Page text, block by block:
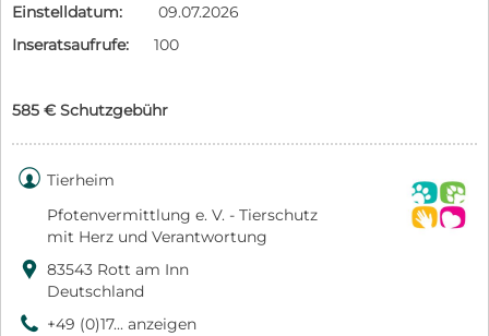
Einstelldatum:
09.07.2026
Inseratsaufrufe:
100
585 € Schutzgebühr
 Tierheim
Pfotenvermittlung e. V. - Tierschutz
mit Herz und Verantwortung
 83543 Rott am Inn
Deutschland
9 +49 (0)17... anzeigen